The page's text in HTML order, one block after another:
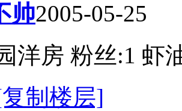
帅2005-05-25
洋房 粉丝:1 虾
制楼层]